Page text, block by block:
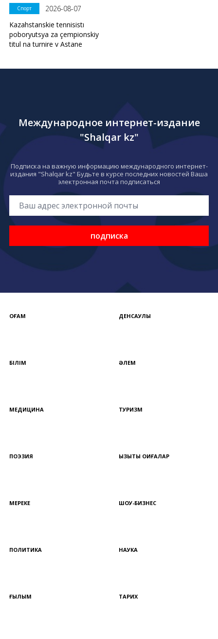
Спорт
2026-08-07
Kazahstanskie tennisistı
poboryutsya za çempionskiy
titul na turnire v Astane
Международное интернет-издание
"Shalqar kz"
Подписка на важную информацию международного интернет-
издания "Shalqar kz" Будьте в курсе последних новостей Ваша
электронная почта подписаться
подписка
ҚОҒАМ ДЕНСАУЛЫҚ
БІЛІМ ӘЛЕМ
МЕДИЦИНА ТУРИЗМ
ПОЭЗИЯ ҚЫЗЫҚТЫ ОҚИҒАЛАР
МЕРЕКЕ ШОУ-БИЗНЕС
ПОЛИТИКА НАУКА
ҒЫЛЫМ ТАРИХ